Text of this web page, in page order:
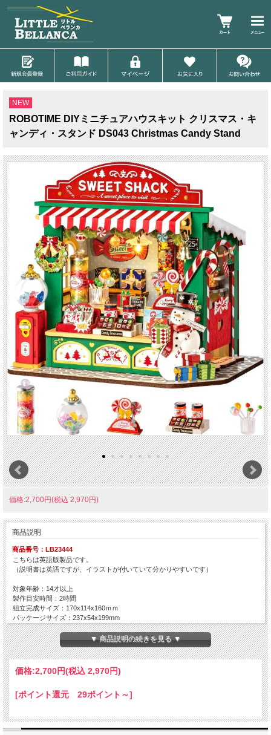
NEW
ROBOTIME DIYミニチュアハウスキット クリスマス・キ
ャンディ・スタンド DS043 Christmas Candy Stand
価格:2,700円(税込 2,970円)
商品説明
商品番号：LB23444
こちらは英語版製品です。
（説明書は英語ですが、イラストが付いていて分かりやすいです）
対象年齢：14才以上
製作目安時間：2時間
組立完成サイズ：170x114x160ｍｍ
パッケージサイズ：237x54x199mm
ピース数：170Pcs
電源：単4電池2本（別売り）▼ 商品説明の続きを見る ▼
価格:2,700円(税込 2,970円)
[ポイント還元 29ポイント～]